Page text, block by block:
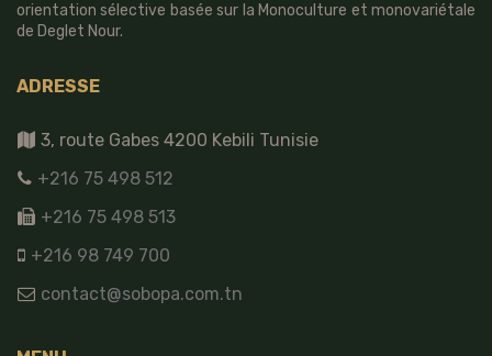
orientation sélective basée sur la Monoculture et monovariétale
de Deglet Nour.
ADRESSE
3, route Gabes 4200 Kebili Tunisie
+216 75 498 512
+216 75 498 513
+216 98 749 700
contact@sobopa.com.tn